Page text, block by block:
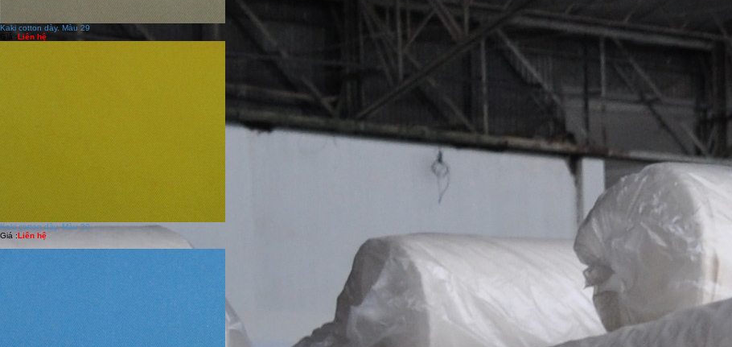
Kaki cotton dày. Màu 29
Giá :Liên hệ
Kaki cotton dày. Màu 20
Giá :Liên hệ